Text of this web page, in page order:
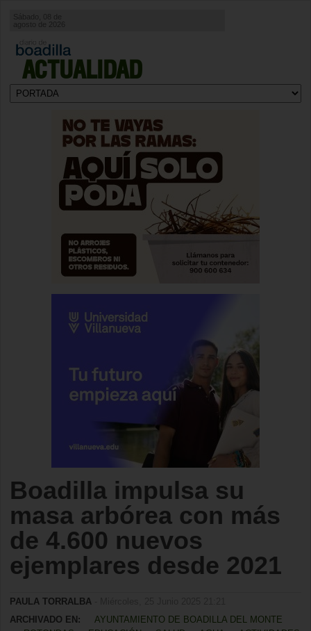
ACTUALIDAD
Sábado, 08 de
agosto de 2026
Boadilla impulsa su
masa arbórea con más
de 4.600 nuevos
ejemplares desde 2021
PAULA TORRALBA
ARCHIVADO EN:
AYUNTAMIENTO DE BOADILLA DEL MONTE